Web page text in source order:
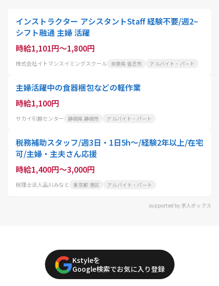
インストラクター アシスタントStaff 経験不要/週2~
シフト融通 主婦 活躍
時給1,101円～1,800円
株式会社イトマンスイミングスクール 奈良県 香芝市 アルバイト・パート
主婦活躍中の食器梱包などの軽作業
時給1,100円
サカイ引越センター 静岡県 静岡市 アルバイト・パート
税務補助スタッフ/週3日・1日5h～/経験2年以上/在宅
可/主婦・主夫さん応援
時給1,400円～3,000円
税理士法人品川みなと 東京都 港区 アルバイト・パート
supported by 求人ボックス
Kstyleを
Google検索でお気に入り登録